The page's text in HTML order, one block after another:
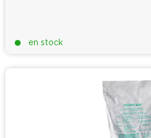
en stock